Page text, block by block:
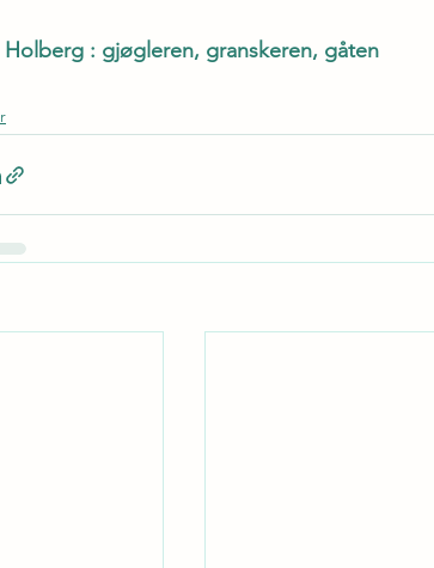
Holberg : gjøgleren, granskeren, gåten